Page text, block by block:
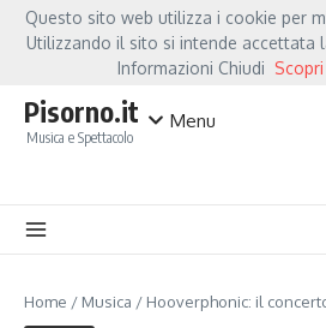
Salta al contenuto
Hot News
Mannoia, a Capannori nasce “Anime
Pisorno.it
Musica e Spettacolo
Menu
Home / Musica / Hooverphonic: il
Questo sito web utilizza i cookie per
Utilizzando il sito si intende accettata
Informazioni Chiudi